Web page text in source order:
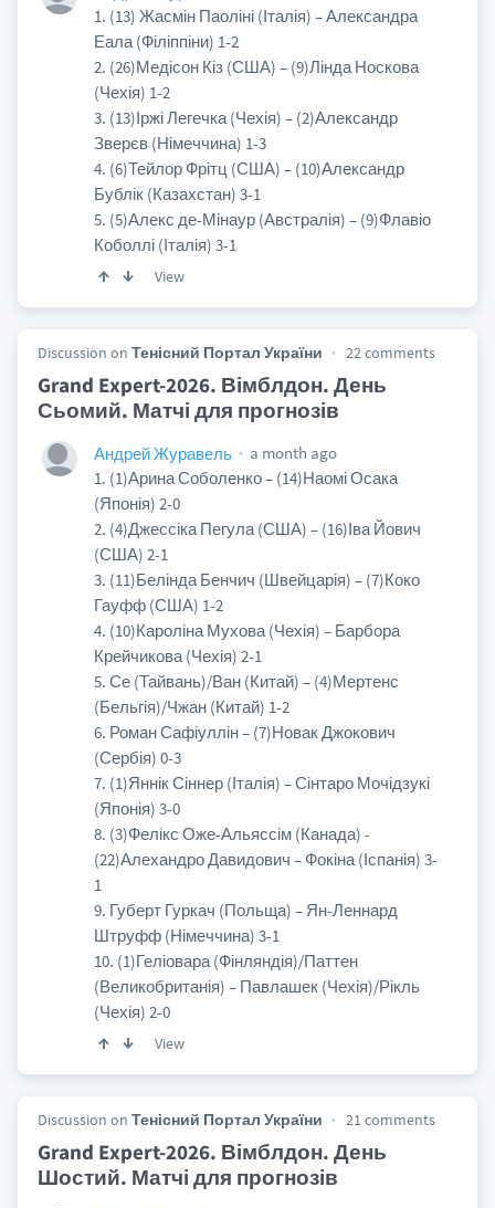
1. (13) Жасмін Паоліні (Італія) – Александра
Еала (Філіппіни) 1-2
2. (26)Медісон Кіз (США) – (9)Лінда Носкова
(Чехія) 1-2
3. (13)Іржі Легечка (Чехія) – (2)Александр
Зверєв (Німеччина) 1-3
4. (6)Тейлор Фрітц (США) – (10)Александр
Бублік (Казахстан) 3-1
5. (5)Алекс де-Мінаур (Австралія) – (9)Флавіо
Коболлі (Італія) 3-1
View
Discussion on Тенісний Портал України 22 comments
Grand Expert-2026. Вімблдон. День
Сьомий. Матчі для прогнозів
Андрей Журавель
a month ago
1. (1)Арина Соболенко – (14)Наомі Осака
(Японія) 2-0
2. (4)Джессіка Пегула (США) – (16)Іва Йович
(США) 2-1
3. (11)Белінда Бенчич (Швейцарія) – (7)Коко
Гауфф (США) 1-2
4. (10)Кароліна Мухова (Чехія) – Барбора
Крейчикова (Чехія) 2-1
5. Се (Тайвань)/Ван (Китай) – (4)Мертенс
(Бельгія)/Чжан (Китай) 1-2
6. Роман Сафіуллін – (7)Новак Джокович
(Сербія) 0-3
7. (1)Яннік Сіннер (Італія) – Сінтаро Мочідзукі
(Японія) 3-0
8. (3)Фелікс Оже-Альяссім (Канада) -
(22)Алехандро Давидович – Фокіна (Іспанія) 3-
1
9. Губерт Гуркач (Польща) – Ян-Леннард
Штруфф (Німеччина) 3-1
10. (1)Геліовара (Фінляндія)/Паттен
(Великобританія) – Павлашек (Чехія)/Рікль
(Чехія) 2-0
View
Discussion on Тенісний Портал України 21 comments
Grand Expert-2026. Вімблдон. День
Шостий. Матчі для прогнозів